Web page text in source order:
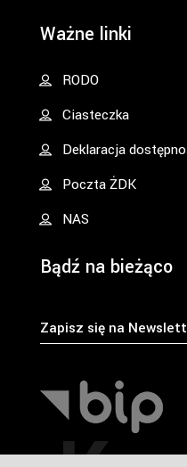
Ważne linki
RODO
Ciasteczka
Deklaracja
Poczta ŻDK
NAS
Bądź na bieżąco